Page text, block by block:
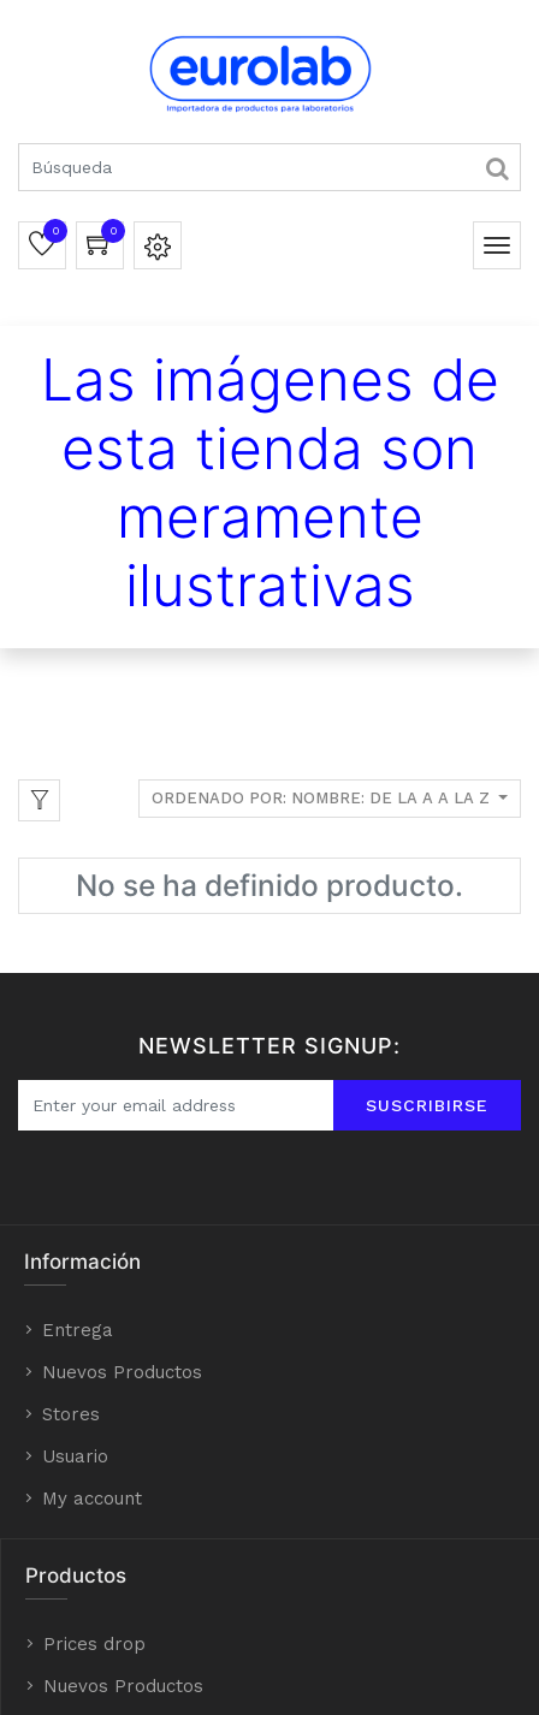
0 0
Las imágenes de
esta tienda son
meramente
ilustrativas
ORDENADO POR: NOMBRE: DE LA A A LA Z
No se ha definido producto.
NEWSLETTER SIGNUP:
SUSCRIBIRSE
Información
Entrega
Nuevos Productos
Stores
Usuario
My account
Productos
Prices drop
Nuevos Productos